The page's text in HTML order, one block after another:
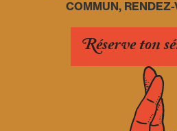
COMMUN,
Réserve ton